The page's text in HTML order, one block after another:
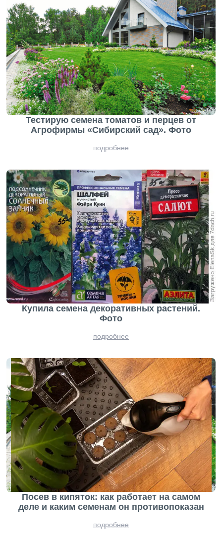
Тестирую семена томатов и перцев от
Агрофирмы «Сибирский сад». Фото
подробнее
Купила семена декоративных растений.
Фото
подробнее
Посев в кипяток: как работает на самом
деле и каким семенам он противопоказан
подробнее